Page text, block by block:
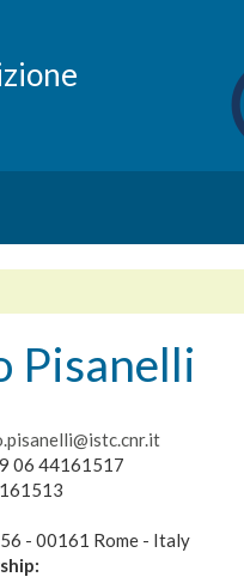
Pisanelli
06 44161517
- 00161 Rome - Italy